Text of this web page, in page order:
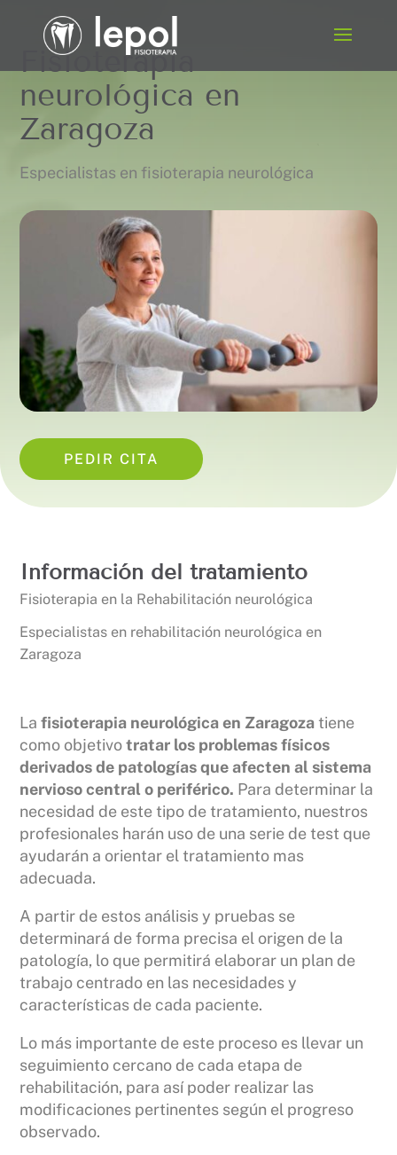
Fisioterapia
neurológica en
Zaragoza
Especialistas en fisioterapia neurológica
PEDIR CITA
Información del tratamiento
Fisioterapia en la Rehabilitación neurológica
Especialistas en rehabilitación neurológica en
Zaragoza
Lafisioterapia neurológica en Zaragoza tiene
como objetivotratar los problemas físicos
derivados de patologías que afecten al sistema
nervioso central o periférico. Para determinar la
necesidad de este tipo de tratamiento, nuestros
profesionales harán uso de una serie de test que
ayudarán a orientar el tratamiento mas
adecuada.
A partir de estos análisis y pruebas se
determinará de forma precisa el origen de la
patología, lo que permitirá elaborar un plan de
trabajo centrado en las necesidades y
características de cada paciente.
Lo más importante de este proceso es llevar un
seguimiento cercano de cada etapa de
rehabilitación, para así poder realizar las
modificaciones pertinentes según el progreso
observado.